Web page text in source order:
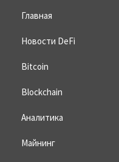
Главная
Новости DeFi
Bitcoin
Blockchain
Аналитика
Майнинг
Home»Bitcoin
Радужный
рост ETH
28.07.2025